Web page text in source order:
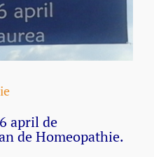
april de
de Homeopathie.